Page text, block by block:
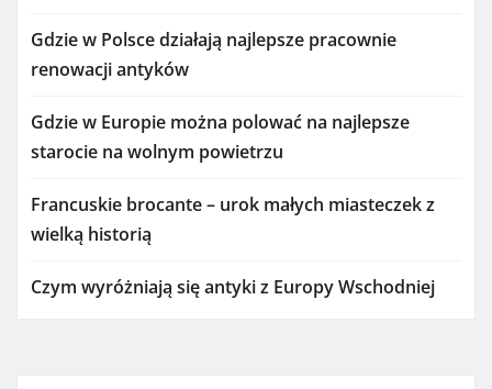
Gdzie w Polsce działają najlepsze pracownie
renowacji antyków
Gdzie w Europie można polować na najlepsze
starocie na wolnym powietrzu
Francuskie brocante – urok małych miasteczek z
wielką historią
Czym wyróżniają się antyki z Europy Wschodniej